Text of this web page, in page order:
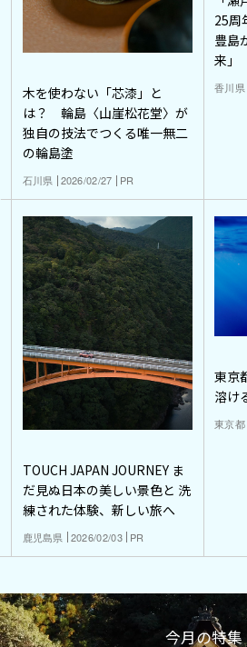
木を使わない「芯漆」と
は？ 輪島〈山崖松花堂〉が
独自の技法でつくる唯一無二
の輪島塗
石川県 2026/02/27 PR
25周
豊島
来」
香川県
TOUCH JAPAN JOURNEY ま
だ見ぬ日本の美しい景色と 洗
練された体験、新しい旅へ
鹿児島県 2026/02/03 PR
東京
溶け
東京都
今月の特集